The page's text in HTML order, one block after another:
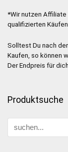
*Wir nutzen
qualifizierten Käufen.
Solltest Du nach
Kaufen, so können
Der Endpreis für
Produktsuche